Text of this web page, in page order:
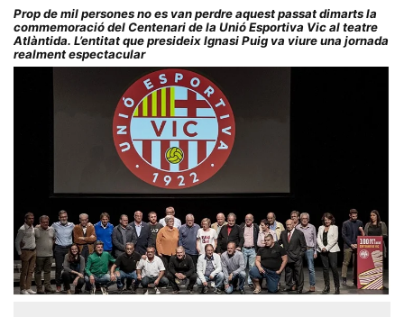
Prop de mil persones no es van perdre aquest passat dimarts la
commemoració del Centenari de la Unió Esportiva Vic al teatre
Atlàntida. L’entitat que presideix Ignasi Puig va viure una jornada
realment espectacular